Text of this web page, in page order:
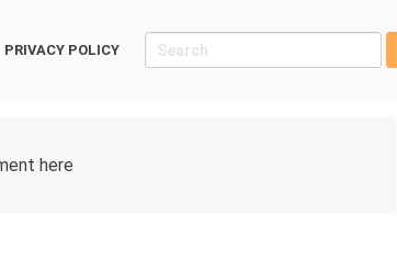
PRIVACY POLICY